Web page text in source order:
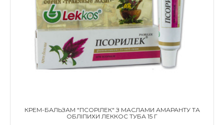
КРЕМ-БАЛЬЗАМ "ПСОРІЛЕК" З МАСЛАМИ АМАРАНТУ ТА
ОБЛІПИХИ ЛЕККОС ТУБА 15 Г